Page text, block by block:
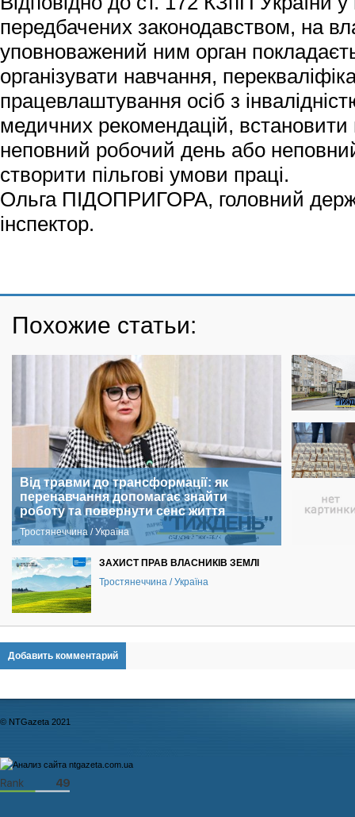
передбачених законодавством, на
уповноважений ним орган
організувати навчання,
працевлаштування осіб з
медичних рекомендацій, встановити
неповний робочий день або
створити пільгові умови праці.
Ольга ПІДОПРИГОРА, головний
інспектор.
Похожие статьи:
Від травми до трансформації: як
перенавчання допомагає знайти
роботу та повернути сенс життя
Тростянеччина / Україна
ЗАХИСТ ПРАВ ВЛАСНИКІВ ЗЕМЛІ
Тростянеччина / Україна
Добавить комментарий
© NTGazeta 2021